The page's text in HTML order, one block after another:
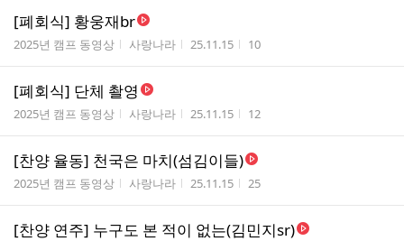
[폐회식] 황웅재br
게시판명
2025년 캠프 동영상 작성자
사랑나라 작성시간
25.11.15 조회수
10
[폐회식] 단체 촬영
게시판명
2025년 캠프 동영상 작성자
사랑나라 작성시간
25.11.15 조회수
12
[찬양 율동] 천국은 마치(섬김이들)
게시판명
2025년 캠프 동영상 작성자
사랑나라 작성시간
25.11.15 조회수
25
[찬양 연주] 누구도 본 적이 없는(김민지sr)